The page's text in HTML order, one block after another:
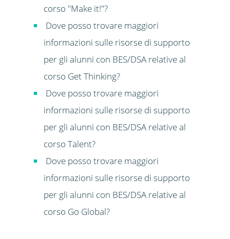
corso "Make it!"?
Dove posso trovare maggiori
informazioni sulle risorse di supporto
per gli alunni con BES/DSA relative al
corso Get Thinking?
Dove posso trovare maggiori
informazioni sulle risorse di supporto
per gli alunni con BES/DSA relative al
corso Talent?
Dove posso trovare maggiori
informazioni sulle risorse di supporto
per gli alunni con BES/DSA relative al
corso Go Global?